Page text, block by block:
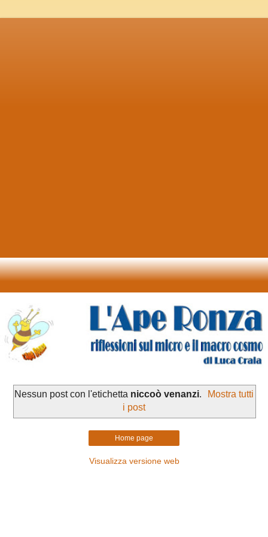
Nessun post con l'etichetta niccoò venanzi.
Mostra tutti
i post
Home page
Visualizza versione web